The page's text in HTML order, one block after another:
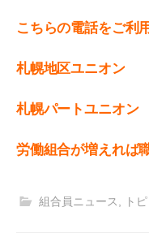
こちらの電話をご利
札幌地区ユニオ
札幌パートユニオ
労働組合が増えれば
組合員ニュース, ト